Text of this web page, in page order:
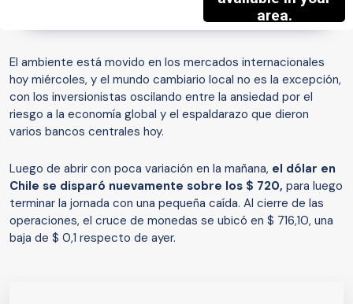
El ambiente está movido en los mercados internacionales
hoy miércoles, y el mundo cambiario local no es la excepción,
con los inversionistas oscilando entre la ansiedad por el
riesgo a la economía global y el espaldarazo que dieron
varios bancos centrales hoy.
Luego de abrir con poca variación en la mañana, el dólar en
Chile se disparó nuevamente sobre los $ 720, para luego
terminar la jornada con una pequeña caída. Al cierre de las
operaciones, el cruce de monedas se ubicó en $ 716,10, una
baja de $ 0,1 respecto de ayer.